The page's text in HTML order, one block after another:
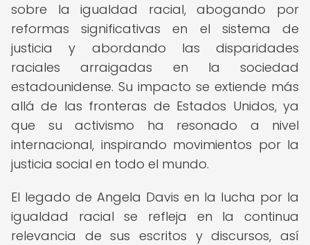
sobre la igualdad racial, abogando por
reformas significativas en el sistema de
justicia y abordando las disparidades
raciales arraigadas en la sociedad
estadounidense. Su impacto se extiende más
allá de las fronteras de Estados Unidos, ya
que su activismo ha resonado a nivel
internacional, inspirando movimientos por la
justicia social en todo el mundo.
El legado de Angela Davis en la lucha por la
igualdad racial se refleja en la continua
relevancia de sus escritos y discursos, así